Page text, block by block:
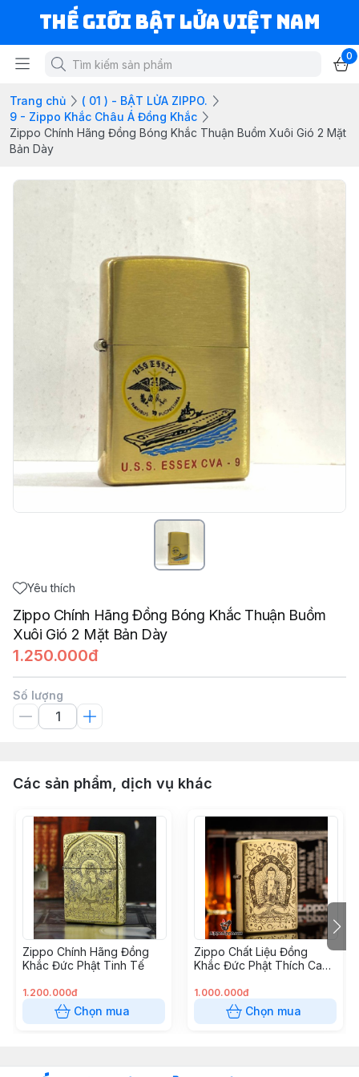
Thế Giới Bật Lửa Việt Nam
0
Trang chủ
( 01 ) - BẬT LỬA ZIPPO.
9 - Zippo Khắc Châu Á Đồng Khắc
Zippo Chính Hãng Đồng Bóng Khắc Thuận Buồm Xuôi Gió 2 Mặt
Bản Dày
Yêu thích
Zippo Chính Hãng Đồng Bóng Khắc Thuận Buồm
Xuôi Gió 2 Mặt Bản Dày
1.250.000đ
Số lượng
Các sản phẩm, dịch vụ khác
Zippo Chính Hãng Đồng
Khắc Đức Phật Tinh Tế
1.200.000đ
Chọn mua
Zippo Chất Liệu Đồng
Khắc Đức Phật Thích Ca
1.000.000đ
Chọn mua